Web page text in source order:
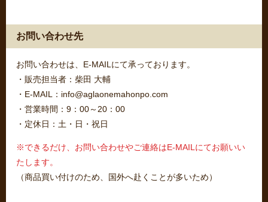
お問い合わせ先
お問い合わせは、E-MAILにて承っております。
・販売担当者：柴田 大輔
・E-MAIL：info@aglaonemahonpo.com
・営業時間：9：00～20：00
・定休日：土・日・祝日
※できるだけ、お問い合わせやご連絡はE-MAILにてお願いい
たします。
（商品買い付けのため、国外へ赴くことが多いため）